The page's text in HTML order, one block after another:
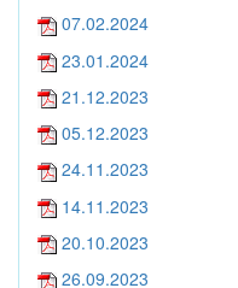
07.02.2024
23.01.2024
21.12.2023
05.12.2023
24.11.2023
14.11.2023
20.10.2023
26.09.2023